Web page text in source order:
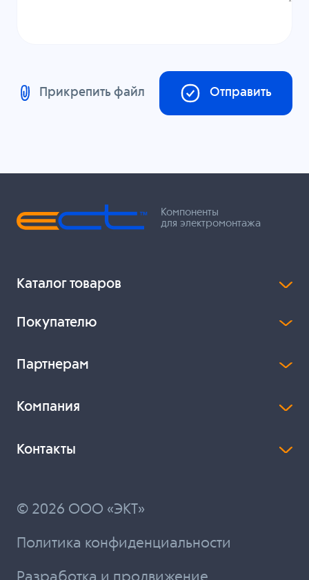
Прикрепить файл Отправить
Компоненты
для электромонтажа
Каталог товаров
Покупателю
Партнерам
Компания
Контакты
© 2026 ООО «ЭКТ»
Политика конфиденциальности